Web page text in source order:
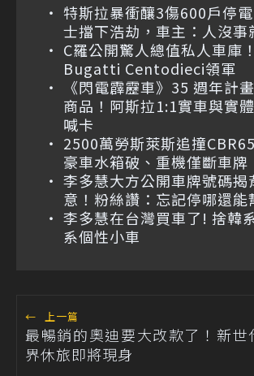
特斯拉暴衝釀3傷600戶停
士擋下浩劫，車主：人沒事
C羅公開驚人總值私人車庫
Bugatti Centodieci領軍
《閃電霹靂車》35 週年計
商品！阿斯拉1:1實車與實
喊卡
2500萬勞斯萊斯追撞
豪車水箱破、重機僅斷車牌
李多慧大方公開車牌號碼揭
意！粉絲讚：忘記停哪還能
李多慧在台灣買車了! 捨韓
系個性小車
← 上一篇
最暢銷的奧迪要大改款了！新
界休旅即將現身